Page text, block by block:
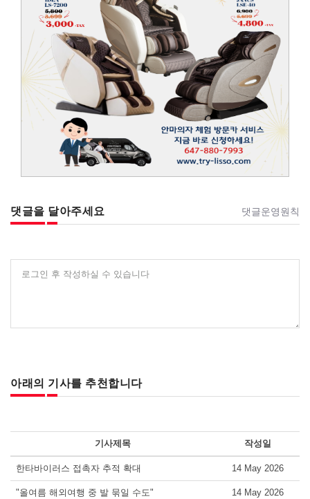
댓글을 달아주세요 댓글운영원칙
로그인 후 작성하실 수 있습니다
아래의 기사를 추천합니다
기사제목 작성일
한타바이러스 접촉자 추적 확대 14 May 2026
"올여름 해외여행 중 발 묶일 수도" 14 May 2026